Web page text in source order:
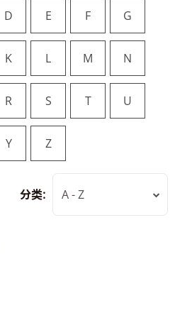
D E F G
K L M N
R S T U
Y Z
分类: A - Z